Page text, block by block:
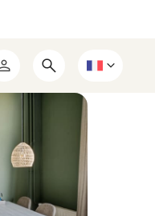
Mon
RCN
Ouvrir
le
formulaire
recherche
Choisissez
langue